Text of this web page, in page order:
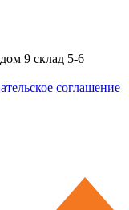
9 склад 5-6
соглашение